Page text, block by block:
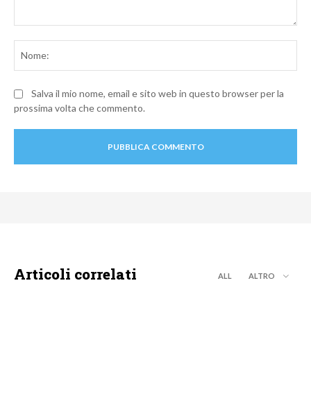
Salva il mio nome, email e sito web in questo browser per la
prossima volta che commento.
Articoli correlati ALL ALTRO